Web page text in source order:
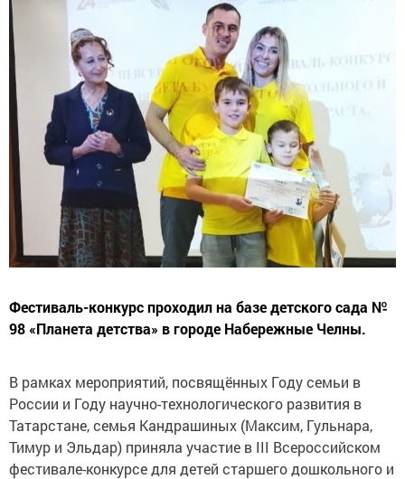
Фестиваль-конкурс проходил на базе детского сада №
98 «Планета детства» в городе Набережные Челны.
В рамках мероприятий, посвящённых Году семьи в
России и Году научно-технологического развития в
Татарстане, семья Кандрашиных (Максим, Гульнара,
Тимур и Эльдар) приняла участие в III Всероссийском
фестивале-конкурсе для детей старшего дошкольного и